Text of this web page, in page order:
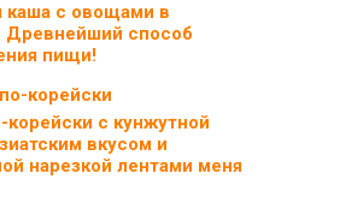
каша с овощами в
Древнейший способ
пищи!
корейски с кунжутной
вкусом и
нарезкой лентами меня